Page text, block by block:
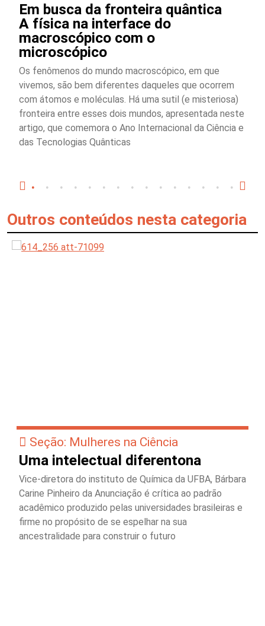
Em busca da fronteira quântica
A física na interface do
macroscópico com o
microscópico
Os fenômenos do mundo macroscópico, em que
vivemos, são bem diferentes daqueles que ocorrem
com átomos e moléculas. Há uma sutil (e misteriosa)
fronteira entre esses dois mundos, apresentada neste
artigo, que comemora o Ano Internacional da Ciência e
das Tecnologias Quânticas
Outros conteúdos nesta categoria
Seção: Mulheres na Ciência
Uma intelectual diferentona
Vice-diretora do instituto de Química da UFBA, Bárbara
Carine Pinheiro da Anunciação é crítica ao padrão
acadêmico produzido pelas universidades brasileiras e
firme no propósito de se espelhar na sua
ancestralidade para construir o futuro